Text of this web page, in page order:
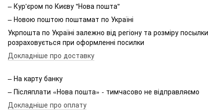
– Кур'єром по Києву "Нова пошта"
– Новою поштою поштамат по Україні
Укрпошта по Україні залежно від регіону та розміру посылки
розраховується при оформленні посилки
Докладніше про доставку
– На карту банку
– Післяплати «Нова пошта» - тимчасово не відправляємо
Докладніше про оплату